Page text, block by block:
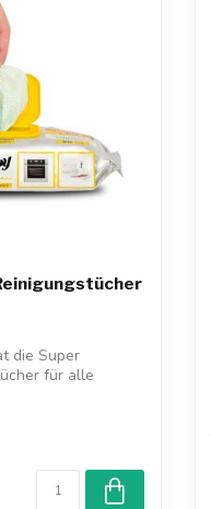
die Super
für alle